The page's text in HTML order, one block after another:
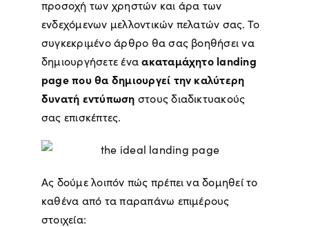
προσοχή των χρηστών και άρα των
ενδεχόμενων μελλοντικών πελατών σας. Το
συγκεκριμένο άρθρο θα σας βοηθήσει να
δημιουργήσετε έναακαταμάχητο landing
page που θα δημιουργεί την καλύτερη
δυνατή εντύπωση στους διαδικτυακούς
σας επισκέπτες.
Ας δούμε λοιπόν πώς πρέπει να δομηθεί το
καθένα από τα παραπάνω επιμέρους
στοιχεία: